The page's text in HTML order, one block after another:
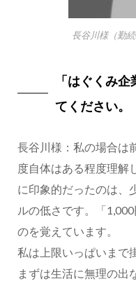
長谷川様（勤
「はぐくみ
てください。
長谷川様：私の場合は
度自体はある程度理解
に印象的だったのは、
ルの低さです。「
のを覚えています。
私は上限いっぱいまで
まずは生活に無理の出